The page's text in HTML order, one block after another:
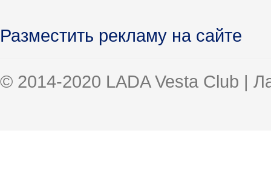
Разместить рекламу на сайте
© 2014-2020 LADA Vesta Club |